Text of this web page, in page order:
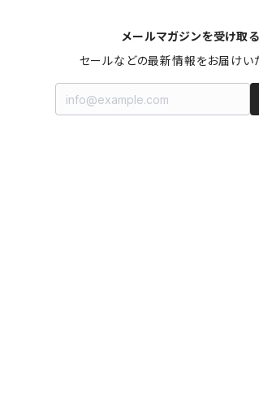
メールマガジンを受け取る
セールなどの最新情報をお届けい